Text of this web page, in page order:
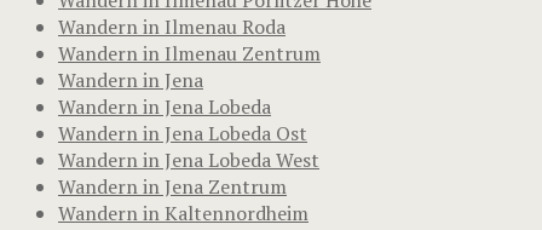
Wandern in Ilmenau Roda
Wandern in Ilmenau Zentrum
Wandern in Jena
Wandern in Jena Lobeda
Wandern in Jena Lobeda Ost
Wandern in Jena Lobeda West
Wandern in Jena Zentrum
Wandern in Kaltennordheim